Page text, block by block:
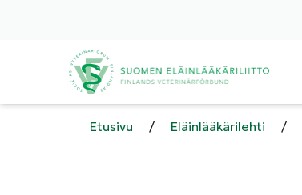
Etusivu / Eläinlääkärilehti /